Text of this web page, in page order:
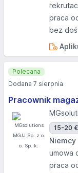
praca
bez
Pracownik
15-20 €
Niemcy
umowa
praca
Polecana
Dodana 7 sierpnia